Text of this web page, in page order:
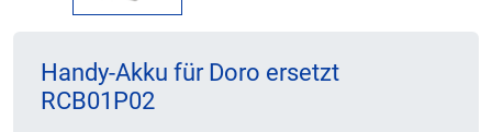
Handy-Akku für Doro ersetzt
RCB01P02